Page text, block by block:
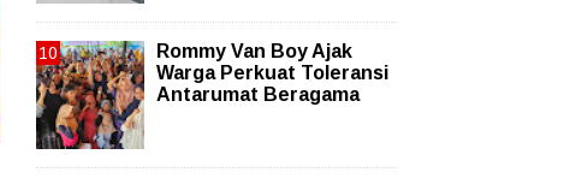
Rommy Van Boy Ajak
Warga Perkuat Toleransi
Antarumat Beragama